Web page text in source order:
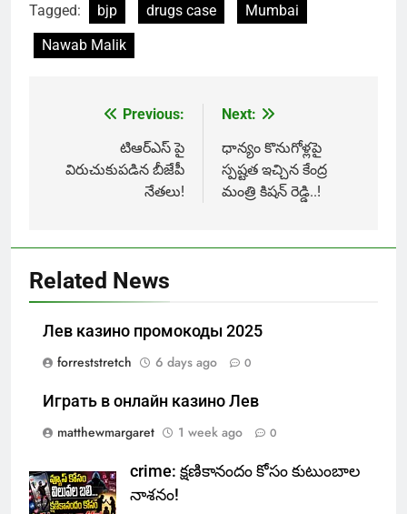
Tagged: bjp drugs case
Mumbai
Nawab Malik
navigation
Previous:
టిఆర్ఎస్ పై
విరుచుకుపడిన బీజేపీ
నేతలు!
Next:
ధాన్యం కొనుగోళ్లపై
స్పష్టత ఇచ్చిన కేంద్ర
మంత్రి కిషన్ రెడ్డి..!
Related News
Лев казино промокоды 2025
forreststretch
6 days ago 0
Играть в онлайн казино Лев
matthewmargaret
1 week ago 0
crime: క్షణికానందం కోసం కుటుంబాల
నాశనం!